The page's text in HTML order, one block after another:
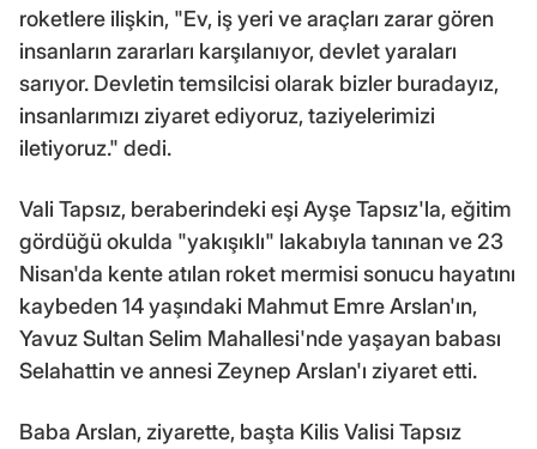
roketlere ilişkin, "Ev, iş yeri ve araçları zarar gören
insanların zararları karşılanıyor, devlet yaraları
sarıyor. Devletin temsilcisi olarak bizler buradayız,
insanlarımızı ziyaret ediyoruz, taziyelerimizi
iletiyoruz." dedi.
Vali Tapsız, beraberindeki eşi Ayşe Tapsız'la, eğitim
gördüğü okulda "yakışıklı" lakabıyla tanınan ve 23
Nisan'da kente atılan roket mermisi sonucu hayatını
kaybeden 14 yaşındaki Mahmut Emre Arslan'ın,
Yavuz Sultan Selim Mahallesi'nde yaşayan babası
Selahattin ve annesi Zeynep Arslan'ı ziyaret etti.
Baba Arslan, ziyarette, başta Kilis Valisi Tapsız